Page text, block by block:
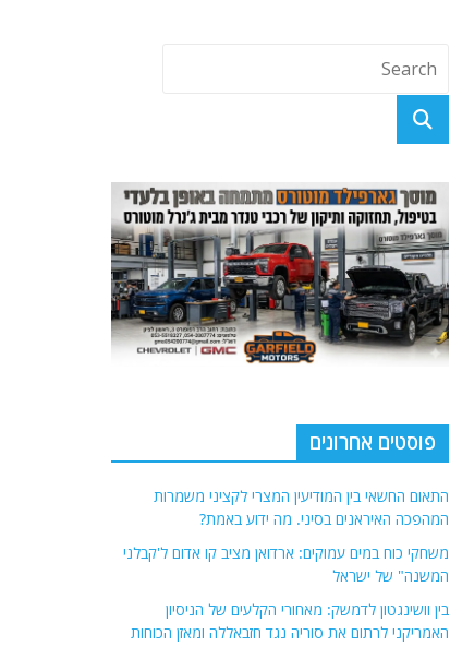
פוסטים אחרונים
התאום החשאי בין המודיעין המצרי לקציני משמרות
המהפכה האיראנים בסיני. מה ידוע באמת?
משחקי כוח במים עמוקים: ארדואן מציב קו אדום ל'קבלני
המשנה" של ישראל
בין וושינגטון לדמשק: מאחורי הקלעים של הניסיון
האמריקני לרתום את סוריה נגד חזבאללה ומאזן הכוחות